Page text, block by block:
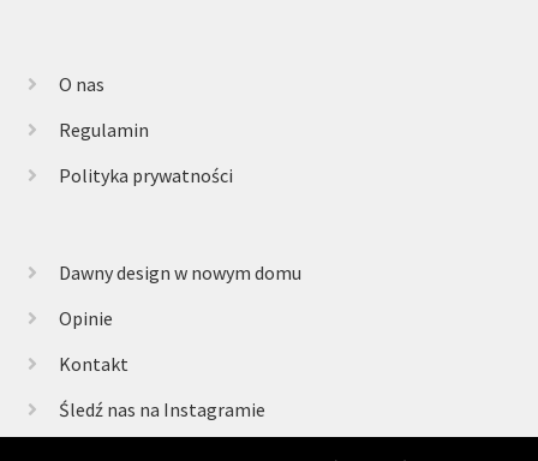
O nas
Regulamin
Polityka prywatności
Dawny design w nowym domu
Opinie
Kontakt
Śledź nas na Instagramie